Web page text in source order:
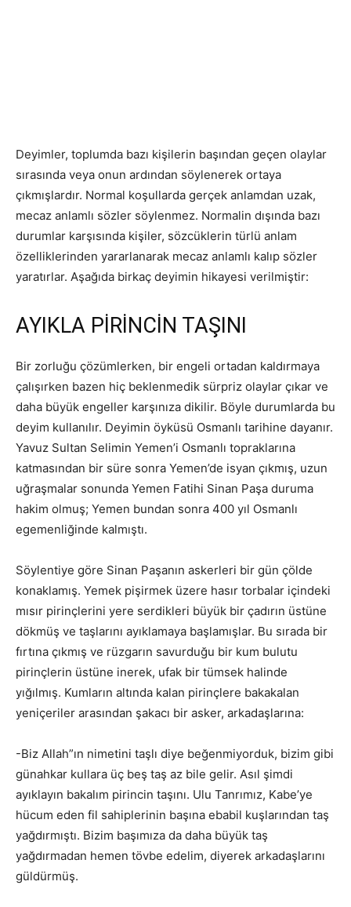
Deyimler, toplumda bazı kişilerin başından geçen olaylar
sırasında veya onun ardından söylenerek ortaya
çıkmışlardır. Normal koşullarda gerçek anlamdan uzak,
mecaz anlamlı sözler söylenmez. Normalin dışında bazı
durumlar karşısında kişiler, sözcüklerin türlü anlam
özelliklerinden yararlanarak mecaz anlamlı kalıp sözler
yaratırlar. Aşağıda birkaç deyimin hikayesi verilmiştir:
AYIKLA PİRİNCİN TAŞINI
Bir zorluğu çözümlerken, bir engeli ortadan kaldırmaya
çalışırken bazen hiç beklenmedik sürpriz olaylar çıkar ve
daha büyük engeller karşınıza dikilir. Böyle durumlarda bu
deyim kullanılır. Deyimin öyküsü Osmanlı tarihine dayanır.
Yavuz Sultan Selimin Yemen’i Osmanlı topraklarına
katmasından bir süre sonra Yemen’de isyan çıkmış, uzun
uğraşmalar sonunda Yemen Fatihi Sinan Paşa duruma
hakim olmuş; Yemen bundan sonra 400 yıl Osmanlı
egemenliğinde kalmıştı.
Söylentiye göre Sinan Paşanın askerleri bir gün çölde
konaklamış. Yemek pişirmek üzere hasır torbalar içindeki
mısır pirinçlerini yere serdikleri büyük bir çadırın üstüne
dökmüş ve taşlarını ayıklamaya başlamışlar. Bu sırada bir
fırtına çıkmış ve rüzgarın savurduğu bir kum bulutu
pirinçlerin üstüne inerek, ufak bir tümsek halinde
yığılmış. Kumların altında kalan pirinçlere bakakalan
yeniçeriler arasından şakacı bir asker, arkadaşlarına:
-Biz Allah”ın nimetini taşlı diye beğenmiyorduk, bizim gibi
günahkar kullara üç beş taş az bile gelir. Asıl şimdi
ayıklayın bakalım pirincin taşını. Ulu Tanrımız, Kabe’ye
hücum eden fil sahiplerinin başına ebabil kuşlarından taş
yağdırmıştı. Bizim başımıza da daha büyük taş
yağdırmadan hemen tövbe edelim, diyerek arkadaşlarını
güldürmüş.